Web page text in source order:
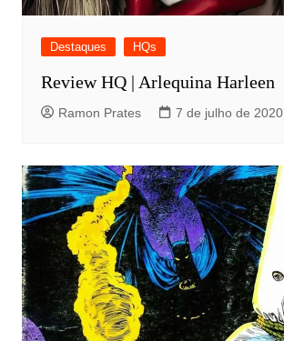
Destaques HQs
Review HQ | Arlequina Harleen
Ramon Prates 7 de julho de 2020